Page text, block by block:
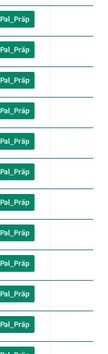
Pal_Präp
Pal_Präp
Pal_Präp
Pal_Präp
Pal_Präp
Pal_Präp
Pal_Präp
Pal_Präp
Pal_Präp
Pal_Präp
Pal_Präp